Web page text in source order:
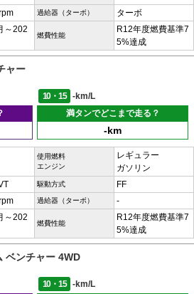
過給器（ターボ） ターボ
～202
燃費性能
R12年度燃費基準7
5%達成
ャー
10・15
-km/L
満タンでどこまで走る？
-km
使用燃料
エンジン
レギュラー
ガソリン
駆動方式 FF
過給器（ターボ） -
～202
燃費性能
R12年度燃費基準7
5%達成
ベンチャー 4WD
10・15
-km/L